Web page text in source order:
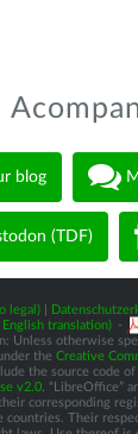
blog
(TDF)
legal)
translation) -
Unless otherwise
the Creative
the source code
v2.0 . “LibreOffice”
corresponding
countries. Their